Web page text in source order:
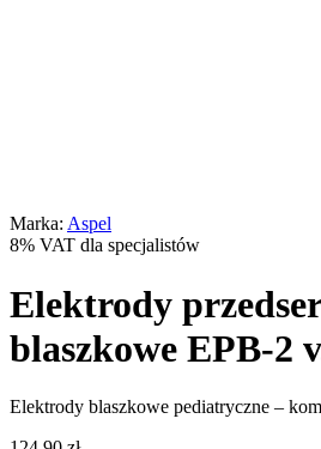
Marka: Aspel
8% VAT dla specjalistów
Elektrody
blaszkowe EPB-2
Elektrody blaszkowe pediatryczne –